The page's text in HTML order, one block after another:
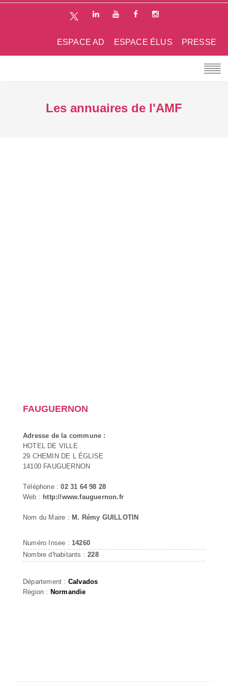
PRESSE
ESPACE ÉLUS
ESPACE AD
Les annuaires de l'AMF
FAUGUERNON
Adresse de la commune :
HOTEL DE VILLE
29 CHEMIN DE L ÉGLISE
14100 FAUGUERNON
Téléphone :02 31 64 98 28
Web : http://www.fauguernon.fr
Nom du Maire : M. Rémy GUILLOTIN
Numéro Insee : 14260
Nombre d'habitants :228
Département : Calvados
Région : Normandie